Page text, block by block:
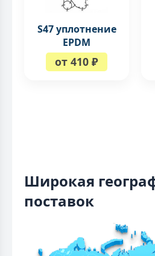
S47 уплотнение
EPDM
от 410 ₽
Широкая
поставок